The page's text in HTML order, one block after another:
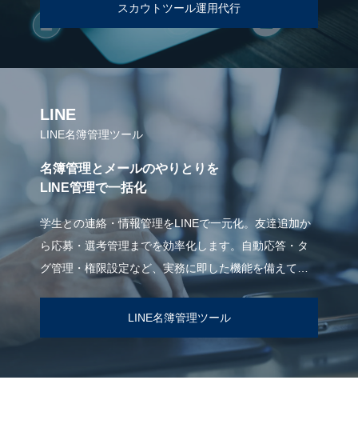
スカウトツール運用代行
LINE
LINE名簿管理ツール
名簿管理とメールのやりとりを
LINE管理で一括化
学生との連絡・情報管理をLINEで一元化。友達追加か
ら応募・選考管理までを効率化します。自動応答・タ
グ管理・権限設定など、実務に即した機能を備えてい
LINE名簿管理ツール